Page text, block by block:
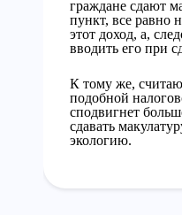
граждане сдают
пункт, все равно
этот доход, а,
вводить его при
К тому же,
подобной
сподвигнет
сдавать
экологию.